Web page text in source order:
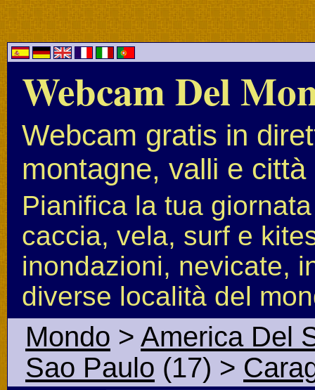
Webcam Del
Webcam gratis in
montagne, valli e città
Pianifica la tua
caccia, vela, surf e
inondazioni, nevicate,
diverse località del
Mondo > America Del
Sao Paulo (17) >